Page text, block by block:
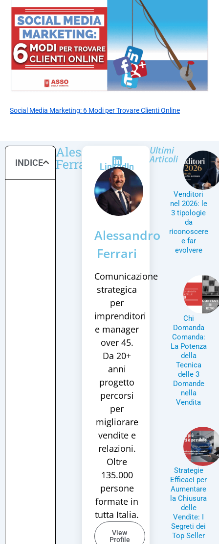
Social Media Marketing: 6 Modi per Trovare Clienti Online
INDICE
Alessandro
Ferrari LinkedIn
Alessandro
Ferrari
Comunicazione
strategica
per
imprenditori
e manager
over 45.
Da 20+
anni
progetto
percorsi
per
migliorare
vendite e
relazioni.
Oltre
135.000
persone
formate in
tutta Italia.
View
Profile
Ultimi
Articoli
Venditori
nel 2026: le
3 tipologie
da
riconoscere
e far
evolvere
Chi
Domanda
Comanda:
La Potenza
della
Tecnica
delle 3
Domande
nella
Vendita
Strategie
Efficaci per
Aumentare
la Chiusura
delle
Vendite: I
Segreti dei
Top Seller